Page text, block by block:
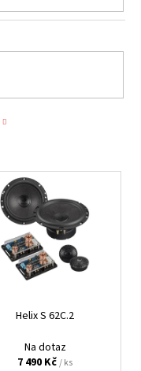
Helix S 62C.2
Na dotaz
7 490 Kč/ ks